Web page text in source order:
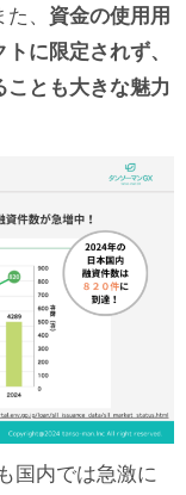
、 資金の使用用
に限定されず、
とも大きな魅力
国内では急激に